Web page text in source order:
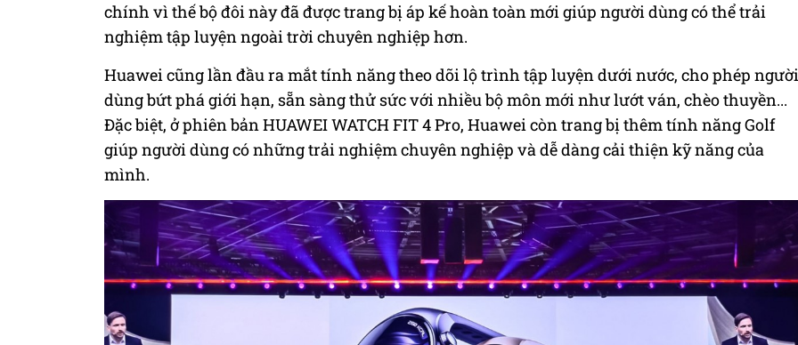
chính vì thế bộ đôi này đã được trang bị áp kế hoàn toàn mới giúp người dùng có thể trải
nghiệm tập luyện ngoài trời chuyên nghiệp hơn.
Huawei cũng lần đầu ra mắt tính năng theo dõi lộ trình tập luyện dưới nước, cho phép người
dùng bứt phá giới hạn, sẵn sàng thử sức với nhiều bộ môn mới như lướt ván, chèo thuyền...
Đặc biệt, ở phiên bản HUAWEI WATCH FIT 4 Pro, Huawei còn trang bị thêm tính năng Golf
giúp người dùng có những trải nghiệm chuyên nghiệp và dễ dàng cải thiện kỹ năng của
mình.